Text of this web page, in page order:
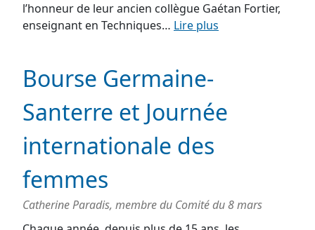
l’honneur de leur ancien collègue Gaétan Fortier,
enseignant en Techniques… Lire plus
Bourse Germaine-
Santerre et Journée
internationale des
femmes
Catherine Paradis, membre du Comité du 8 mars